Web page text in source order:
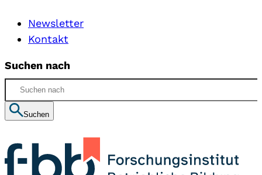
Newsletter
Kontakt
Suchen nach
Suchen